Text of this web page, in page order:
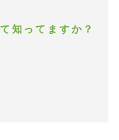
ってますか？